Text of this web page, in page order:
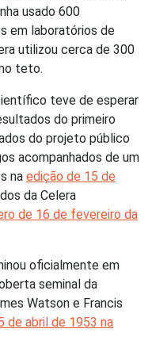
usado 600
em laboratórios de
utilizou cerca de 300
teto.
teve de esperar
do primeiro
do projeto público
acompanhados de um
na edição de 15 de
da Celera
de 16 de fevereiro da
oficialmente em
seminal da
Watson e Francis
de abril de 1953 na